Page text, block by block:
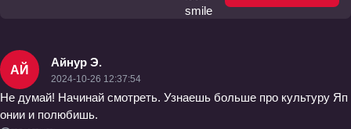
АЙ
Айнур Э.
2024-10-26 12:37:54
Не думай! Начинай смотреть. Узнаешь больше про культуру Яп
онии и полюбишь.